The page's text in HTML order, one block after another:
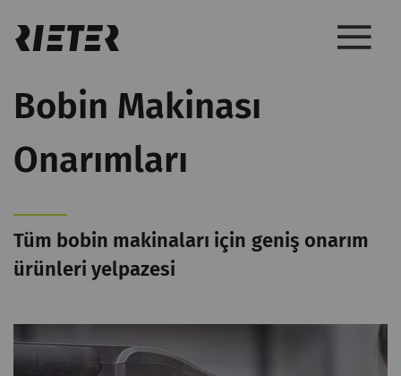
Bobin Makinası
Onarımları
Tüm bobin makinaları için geniş onarım
ürünleri yelpazesi